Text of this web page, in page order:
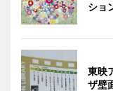
ショ
東映
ザ壁